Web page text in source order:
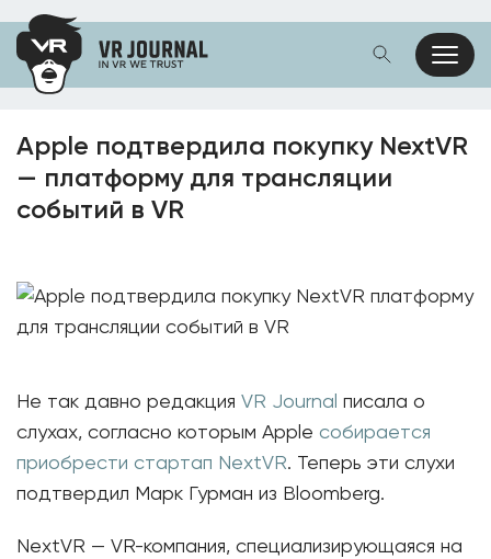
Apple подтвердила покупку NextVR
— платформу для трансляции
событий в VR
Не так давно редакция VR Journal писала о
слухах, согласно которым Apple собирается
приобрести стартап NextVR. Теперь эти слухи
подтвердил Марк Гурман из Bloomberg.
NextVR — VR-компания, специализирующаяся на